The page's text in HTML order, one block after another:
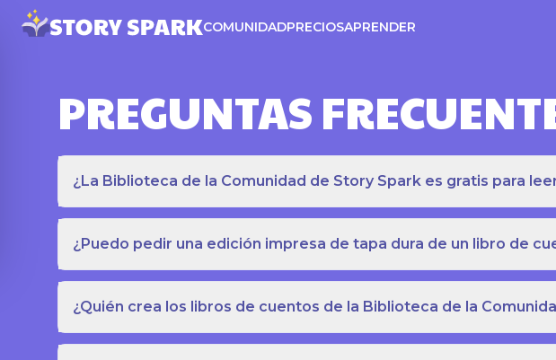
COMUNIDADPRECIOSAPRENDER
PREGUNTAS
¿La Biblioteca de la Comunidad de Story Spark es gratis para
¿Puedo pedir una edición impresa de tapa dura de un libro de
¿Quién crea los libros de cuentos de la Biblioteca de la